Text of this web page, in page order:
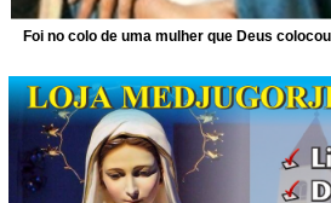
Foi no colo de uma mulher que Deus